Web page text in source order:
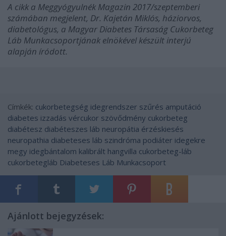
A cikk a Meggyógyulnék Magazin 2017/szeptemberi
számában megjelent, Dr. Kajetán Miklós, háziorvos,
diabetológus, a Magyar Diabetes Társaság Cukorbeteg
Láb Munkacsoportjának elnökével készült interjú
alapján íródott.
Címkék: cukorbetegség idegrendszer szűrés amputáció
diabetes izzadás vércukor szövődmény cukorbeteg
diabétesz diabéteszes láb neuropátia érzéskiesés
neuropathia diabeteses láb szindróma podiáter idegekre
megy idegbántalom kalibrált hangvilla cukorbeteg-láb
cukorbetegláb Diabeteses Láb Munkacsoport
Ajánlott bejegyzések: